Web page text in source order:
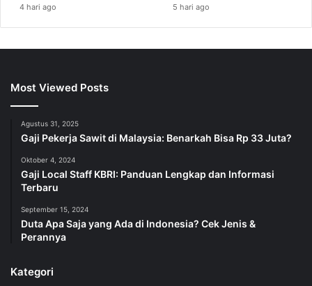
4 hari ago 5 hari ago
Most Viewed Posts
Agustus 31, 2025
Gaji Pekerja Sawit di Malaysia: Benarkah Bisa Rp 33 Juta?
Oktober 4, 2024
Gaji Local Staff KBRI: Panduan Lengkap dan Informasi
Terbaru
September 15, 2024
Duta Apa Saja yang Ada di Indonesia? Cek Jenis &
Perannya
Kategori